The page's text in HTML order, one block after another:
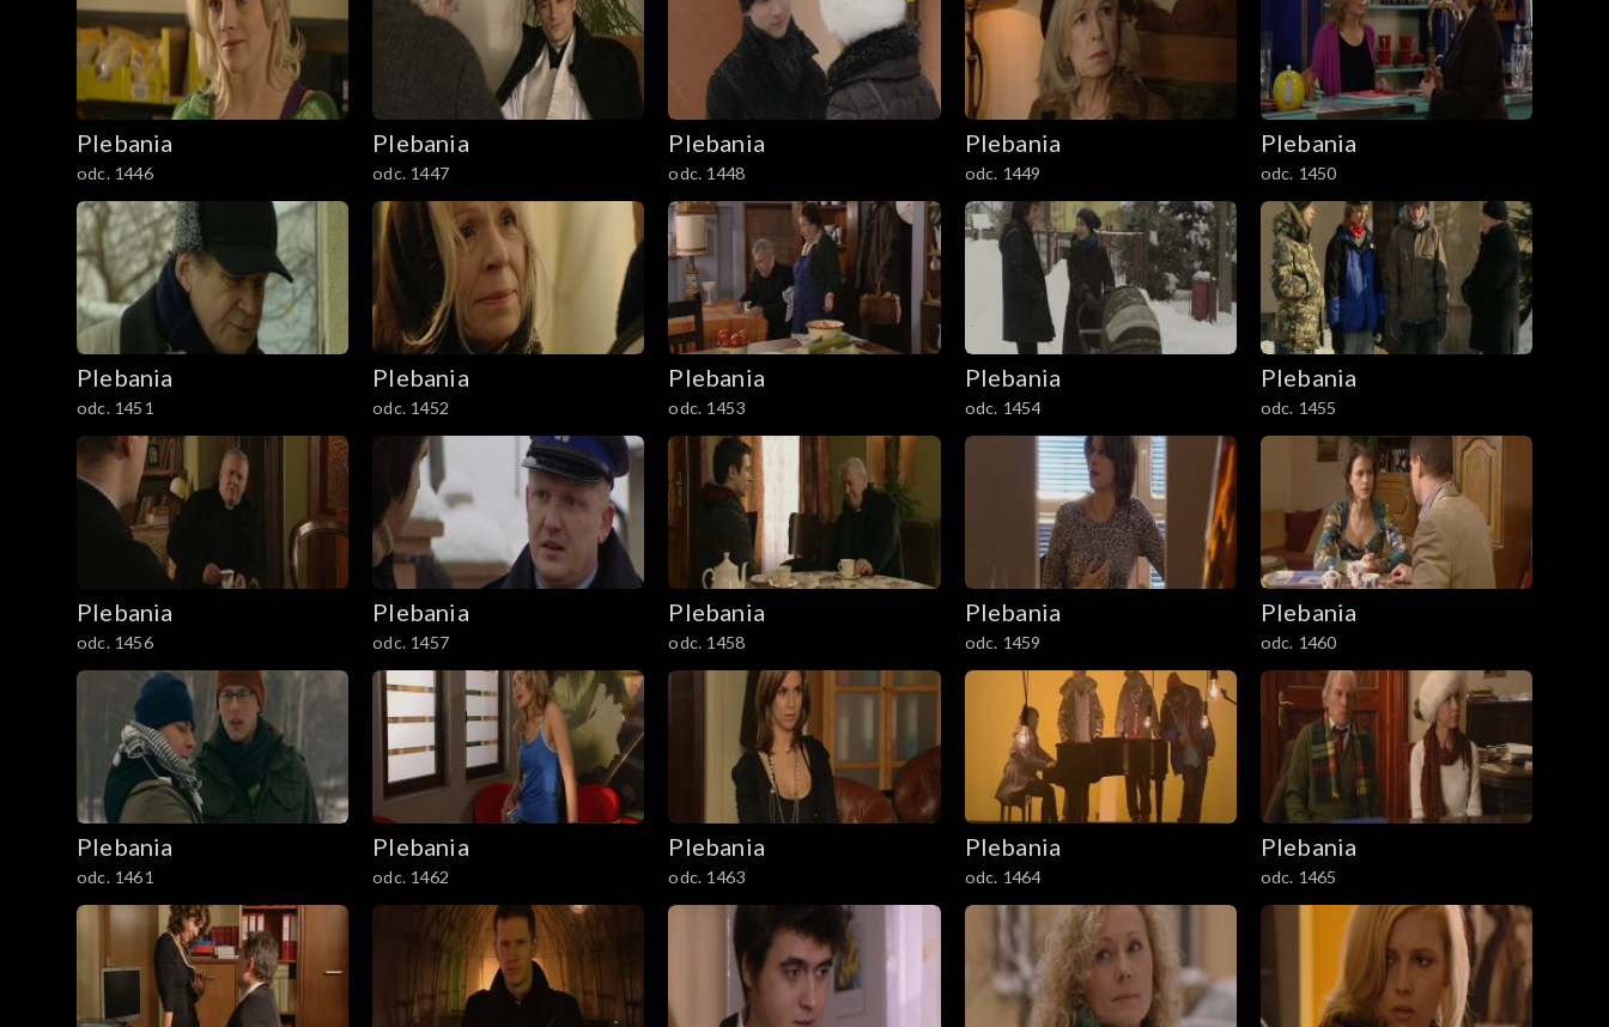
Plebania
odc. 1446
Plebania
odc. 1447
Plebania
odc. 1448
Plebania
odc. 1449
Plebania
odc. 1450
Plebania
odc. 1451
Plebania
odc. 1452
Plebania
odc. 1453
Plebania
odc. 1454
Plebania
odc. 1455
Plebania
odc. 1456
Plebania
odc. 1457
Plebania
odc. 1458
Plebania
odc. 1459
Plebania
odc. 1460
Plebania
odc. 1461
Plebania
odc. 1462
Plebania
odc. 1463
Plebania
odc. 1464
Plebania
odc. 1465